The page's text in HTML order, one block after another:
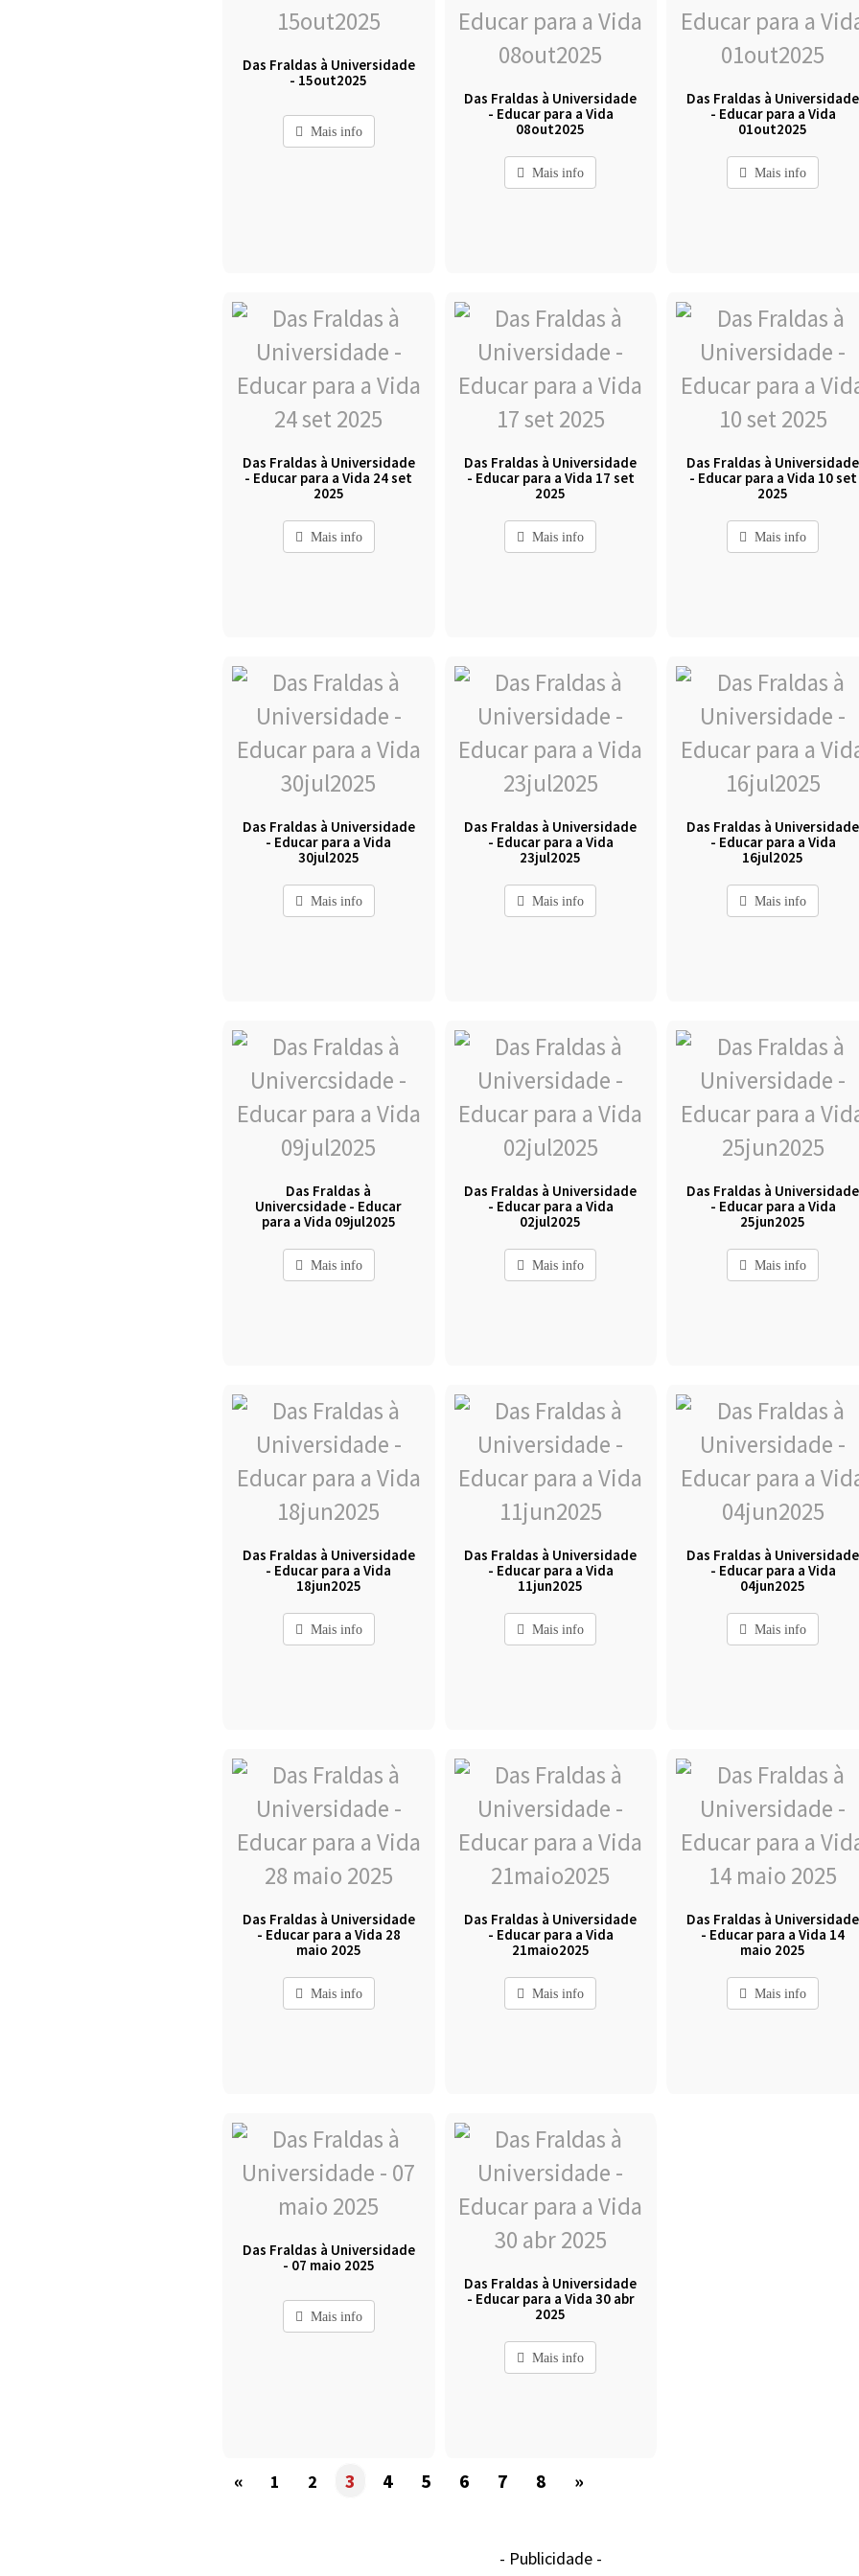
Das Fraldas à Universidade
- 15out2025
Mais info
Das Fraldas à Universidade
- Educar para a Vida
08out2025
Mais info
Das Fraldas à Universidade
- Educar para a Vida
01out2025
Mais info
Das Fraldas à Universidade
- Educar para a Vida 24 set
2025
Mais info
Das Fraldas à Universidade
- Educar para a Vida 17 set
2025
Mais info
Das Fraldas à Universidade
- Educar para a Vida 10 set
2025
Mais info
Das Fraldas à Universidade
- Educar para a Vida
30jul2025
Mais info
Das Fraldas à Universidade
- Educar para a Vida
23jul2025
Mais info
Das Fraldas à Universidade
- Educar para a Vida
16jul2025
Mais info
Das Fraldas à
Univercsidade - Educar
para a Vida 09jul2025
Mais info
Das Fraldas à Universidade
- Educar para a Vida
02jul2025
Mais info
Das Fraldas à Universidade
- Educar para a Vida
25jun2025
Mais info
Das Fraldas à Universidade
- Educar para a Vida
18jun2025
Mais info
Das Fraldas à Universidade
- Educar para a Vida
11jun2025
Mais info
Das Fraldas à Universidade
- Educar para a Vida
04jun2025
Mais info
Das Fraldas à Universidade
- Educar para a Vida 28
maio 2025
Mais info
Das Fraldas à Universidade
- Educar para a Vida
21maio2025
Mais info
Das Fraldas à Universidade
- Educar para a Vida 14
maio 2025
Mais info
Das Fraldas à Universidade
- 07 maio 2025
Mais info
Das Fraldas à Universidade
- Educar para a Vida 30 abr
2025
Mais info
« 1 2 3 4 5 6 7 8 »
- Publicidade -